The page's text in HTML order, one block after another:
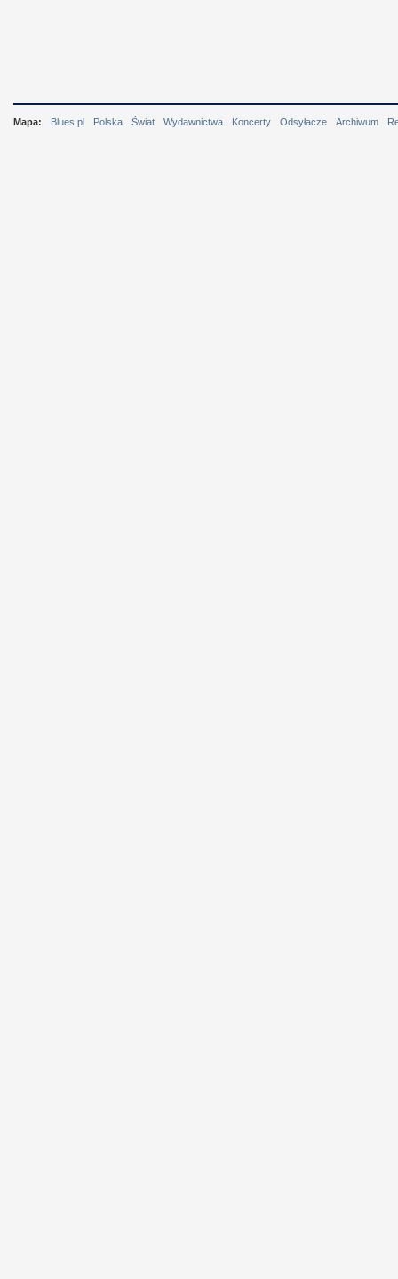
Mapa: Blues.pl Polska Świat Wydawnictwa Koncerty Odsyłacze Archiwum